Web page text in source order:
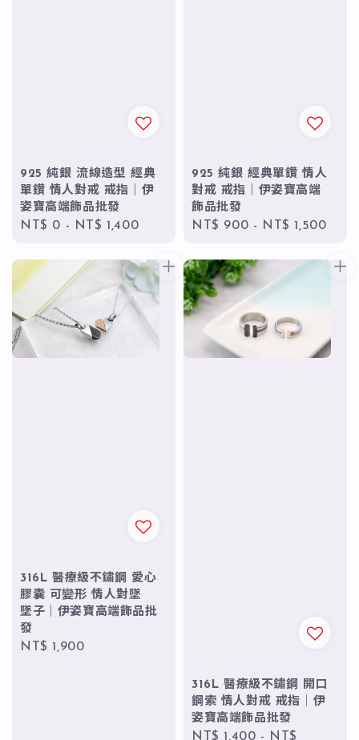
925 純銀 流線造型 經典
單鑽 情人對戒 戒指｜伊
姿寶高端飾品批發
Regular
NT$ 0 - NT$ 1,400
925 純銀 經典單鑽 情人
對戒 戒指｜伊姿寶高端
飾品批發
Regular
NT$ 900 - NT$ 1,500
316L 醫療級不鏽鋼 愛心
膠囊 可變形 情人對墜
墜子｜伊姿寶高端飾品批
發
Regular
NT$ 1,900
316L 醫療級不鏽鋼 開口
鋼索 情人對戒 戒指｜伊
姿寶高端飾品批發
Regular
NT$ 1,400 -
NT$